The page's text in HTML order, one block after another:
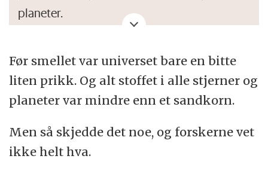
planeter.
heter Melkeveien. Og sola er bare én av de
200 milliarder stjernene i galaksen.
solsystemer.
Før smellet var universet bare en bitte
liten prikk. Og alt stoffet i alle stjerner og
planeter var mindre enn et sandkorn.
Men så skjedde det noe, og forskerne vet
ikke helt hva.